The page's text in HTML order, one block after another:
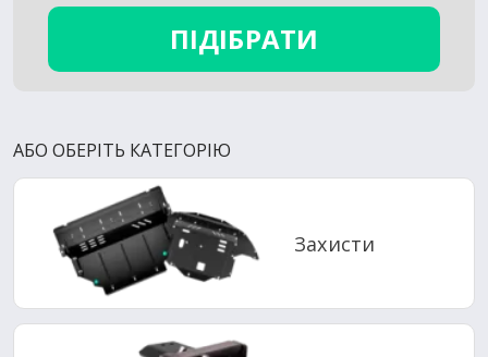
ПІДІБРАТИ
АБО ОБЕРІТЬ КАТЕГОРІЮ
Захисти